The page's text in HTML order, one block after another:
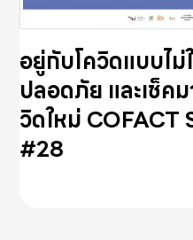
อยู่กับโควิดแบบไม่
ปลอดภัย และเช็ค
วิดใหม่
#28